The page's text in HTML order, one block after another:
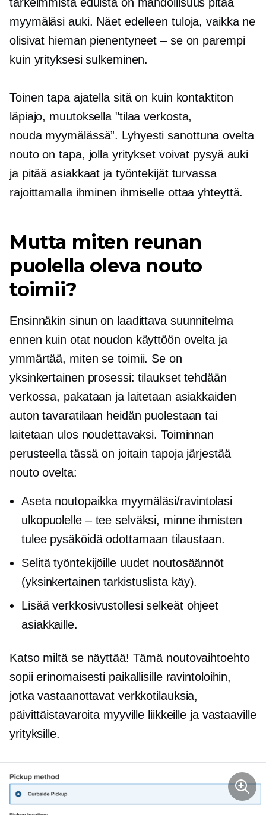
myymäläsi auki. Näet edelleen tuloja, vaikka ne
olisivat hieman pienentyneet – se on parempi
kuin yrityksesi sulkeminen.
Toinen tapa ajatella sitä on kuin kontaktiton
läpiajo, muutoksella "tilaa verkosta,
nouda myymälässä”. Lyhyesti sanottuna ovelta
nouto on tapa, jolla yritykset voivat pysyä auki
ja pitää asiakkaat ja työntekijät turvassa
rajoittamalla ihminen ihmiselleottaa yhteyttä.
Mutta miten reunan
puolella oleva nouto
toimii?
Ensinnäkin sinun on laadittava suunnitelma
ennen kuin otat noudon käyttöön ovelta ja
ymmärtää, miten se toimii. Se on
yksinkertainen prosessi: tilaukset tehdään
verkossa, pakataan ja laitetaan asiakkaiden
auton tavaratilaan heidän puolestaan ​​tai
laitetaan ulos noudettavaksi. Toiminnan
perusteella tässä on joitain tapoja järjestää
nouto ovelta:
Aseta noutopaikka myymäläsi/ravintolasi
ulkopuolelle – tee selväksi, minne ihmisten
tulee pysäköidä odottamaan tilaustaan.
Selitä työntekijöille uudet noutosäännöt
(yksinkertainen tarkistuslista käy).
Lisää verkkosivustollesi selkeät ohjeet
asiakkaille.
Katso miltä se näyttää! Tämä noutovaihtoehto
sopii erinomaisesti paikallisille ravintoloihin,
jotka vastaanottavat verkkotilauksia,
päivittäistavaroita myyville liikkeille ja vastaaville
yrityksille.